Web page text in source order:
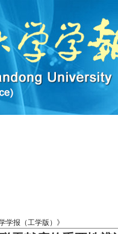
学报（工学版）》